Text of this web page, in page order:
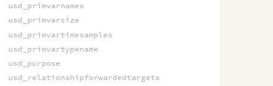
usd_primvarnames
usd_primvarsize
usd_primvartimesamples
usd_primvartypename
usd_purpose
usd_relationshipforwardedtargets